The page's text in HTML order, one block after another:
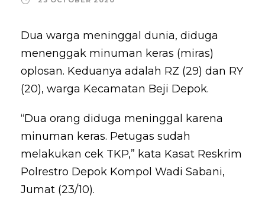
Dua warga meninggal dunia, diduga
menenggak minuman keras (miras)
oplosan. Keduanya adalah RZ (29) dan RY
(20), warga Kecamatan Beji Depok.
“Dua orang diduga meninggal karena
minuman keras. Petugas sudah
melakukan cek TKP,” kata Kasat Reskrim
Polrestro Depok Kompol Wadi Sabani,
Jumat (23/10).